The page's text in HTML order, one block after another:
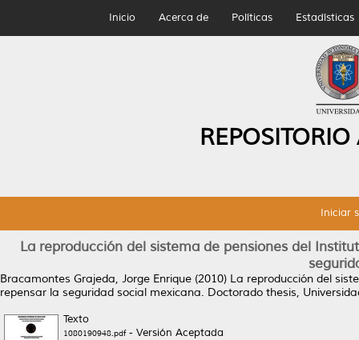
Inicio Acerca de Políticas Estadísticas
Iniciar
La reproducción del sistema de pensiones del
Bracamontes Grajeda, Jorge Enrique (2010) La reproducción del
repensar la seguridad social mexicana. Doctorado thesis,
Texto
1080190948.pdf- Versión Aceptada